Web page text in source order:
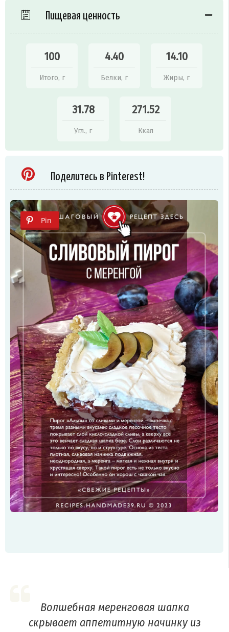
Пищевая ценность
100
Итого, г
4.40
Белки, г
14.10
Жиры, г
31.78
Угл., г
271.52
Ккал
Поделитесь в Pinterest!
Pin
Волшебная меренговая шапка
скрывает аппетитную начинку из